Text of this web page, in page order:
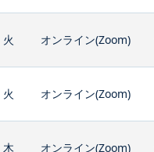
火 オンライン(Zoom)
火 オンライン(Zoom)
木 オンライン(Zoom)